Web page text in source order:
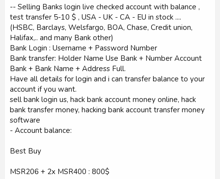
-- Selling Banks login live checked account with balance ,
test transfer 5-10 $ , USA - UK - CA - EU in stock ....
(HSBC, Barclays, Welsfargo, BOA, Chase, Credit union,
Halifax,.. and many Bank other)
Bank Login : Username + Password Number
Bank transfer: Holder Name Use Bank + Number Account
Bank + Bank Name + Address Full.
Have all details for login and i can transfer balance to your
account if you want.
sell bank login us, hack bank account money online, hack
bank transfer money, hacking bank account transfer money
software
- Account balance:
Best Buy
MSR206 + 2x MSR400 : 800$